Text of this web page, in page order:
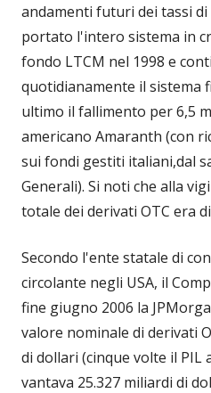
andamenti futuri dei tassi
portato l'intero sistema in
fondo LTCM nel 1998 e
quotidianamente il sistema
ultimo il fallimento per 6,5
americano Amaranth (con
sui fondi gestiti italiani,dal
Generali). Si noti che alla
totale dei derivati OTC era
Secondo l'ente statale di
circolante negli USA, il
fine giugno 2006 la
valore nominale di derivati
di dollari (cinque volte il PIL
vantava 25.327 miliardi di